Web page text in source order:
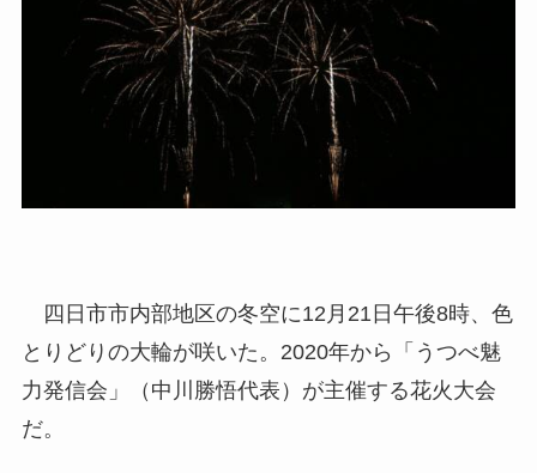
四日市市内部地区の冬空に12月21日午後8時、色
とりどりの大輪が咲いた。2020年から「うつべ魅
力発信会」（中川勝悟代表）が主催する花火大会
だ。